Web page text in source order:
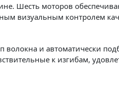
Шесть моторов
визуальным контролем
волокна и автоматически
к изгибам,